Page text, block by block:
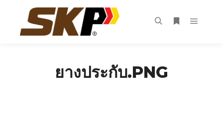
ยางประกับ.PNG